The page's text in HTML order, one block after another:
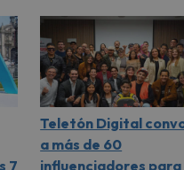
7
Teletón Digital
a más de 60
influenciadores para